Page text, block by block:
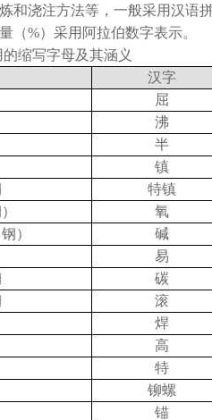
和浇注方法等，一般采用汉语
（%）采用阿拉伯数字表示。
缩写字母及其涵义
汉字
屈
沸
半
镇
特镇
氧
）
碱
易
碳
滚
焊
高
特
铆螺
锚